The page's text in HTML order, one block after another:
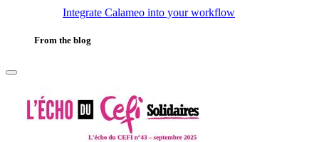
Integrate Calameo into your workflow
From the blog